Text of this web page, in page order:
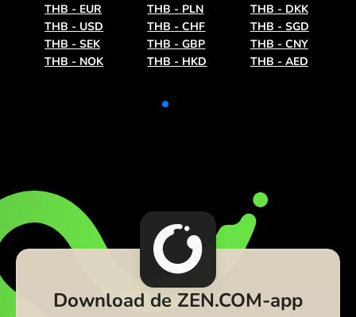
THB - EUR THB - PLN THB - DKK
THB - USD THB - CHF THB - SGD
THB - SEK THB - GBP THB - CNY
THB - NOK THB - HKD THB - AED
Download de ZEN.COM-app